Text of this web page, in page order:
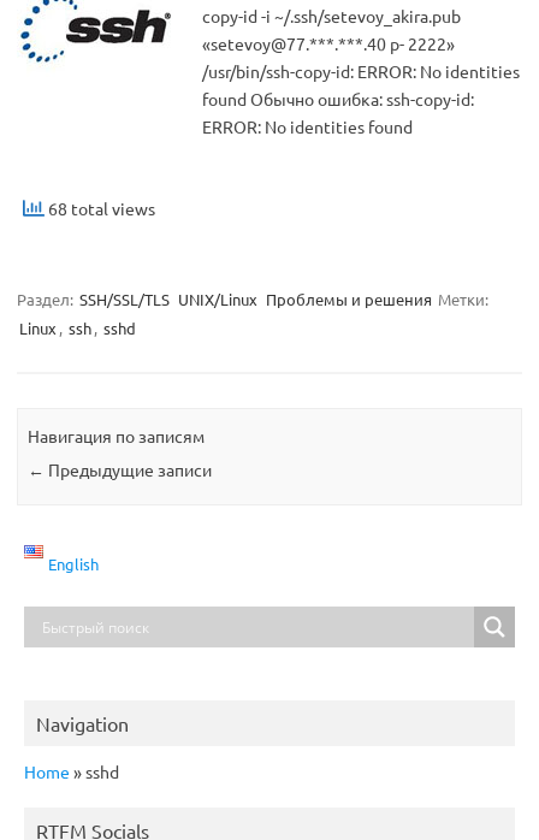
copy-id -i ~/.ssh/setevoy_akira.pub
«setevoy@77.***.***.40 p- 2222»
/usr/bin/ssh-copy-id: ERROR: No identities
found Обычно ошибка: ssh-copy-id:
ERROR: No identities found
68 total views
Раздел: SSH/SSL/TLS UNIX/Linux Проблемы и решения Метки:
Linux , ssh, sshd
Навигация по записям
← Предыдущие записи
English
Navigation
Home »sshd
RTFM Socials